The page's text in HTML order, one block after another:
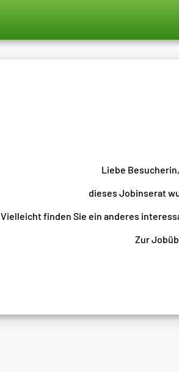
Liebe
dieses Jobinserat
Vielleicht finden Sie ein anderes
Zur